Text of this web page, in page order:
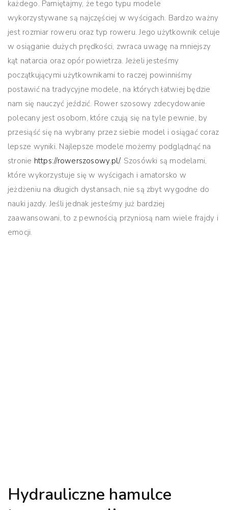
każdego. Pamiętajmy, że tego typu modele
wykorzystywane są najczęściej w wyścigach. Bardzo ważny
jest rozmiar roweru oraz typ roweru. Jego użytkownik celuje
w osiąganie dużych prędkości, zwraca uwagę na mniejszy
kąt natarcia oraz opór powietrza. Jeżeli jesteśmy
początkującymi użytkownikami to raczej powinniśmy
postawić na tradycyjne modele, na których łatwiej będzie
nam się nauczyć jeździć. Rower szosowy zdecydowanie
polecany jest osobom, które czują się na tyle pewnie, by
przesiąść się na wybrany przez siebie model i osiągać coraz
lepsze wyniki. Najlepsze modele możemy podglądnąć na
stronie https://rowerszosowy.pl/. Szosówki są modelami,
które wykorzystuje się w wyścigach i amatorsko w
jeżdżeniu na długich dystansach, nie są zbyt wygodne do
nauki jazdy. Jeśli jednak jesteśmy już bardziej
zaawansowani, to z pewnością przyniosą nam wiele frajdy i
emocji.
Hydrauliczne hamulce